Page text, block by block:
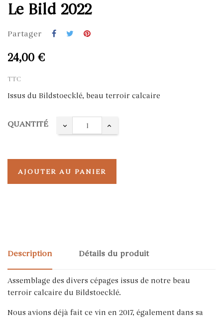
Le Bild 2022
Partager
24,00 €
TTC
Issus du Bildstoecklé, beau terroir calcaire
QUANTITÉ
AJOUTER AU PANIER
Description Détails du produit
Assemblage des divers cépages issus de notre beau
terroir calcaire du Bildstoecklé.
Nous avions déjà fait ce vin en 2017, également dans sa